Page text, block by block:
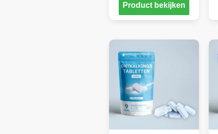
Product bekijken